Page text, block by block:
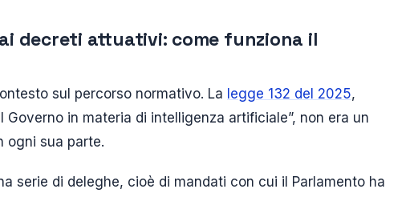
decreti attuativi: come funziona il
sul percorso normativo. La legge 132 del 2025,
Governo in materia di intelligenza artificiale”, non era un
ogni sua parte.
serie di deleghe, cioè di mandati con cui il Parlamento ha